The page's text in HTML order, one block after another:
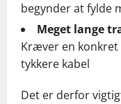
begynder at fylde
Meget lange
Kræver en
tykkere kabel
Det er derfor